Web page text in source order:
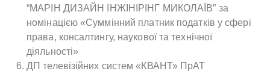
“МАРІН ДИЗАЙН ІНЖІНІРІНГ МИКОЛАЇВ” за
номінацією «Суммінний платник податків у сфері
права, консалтингу, наукової та технічної
діяльності»
ДП телевізійних систем «КВАНТ» ПрАТ